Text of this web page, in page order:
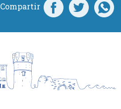
Compartir